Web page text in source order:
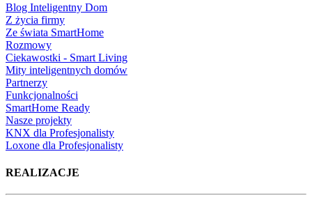
Blog Inteligentny Dom
Z życia firmy
Ze świata SmartHome
Rozmowy
Ciekawostki - Smart Living
Mity inteligentnych domów
Partnerzy
Funkcjonalności
SmartHome Ready
Nasze projekty
KNX dla Profesjonalisty
Loxone dla Profesjonalisty
REALIZACJE